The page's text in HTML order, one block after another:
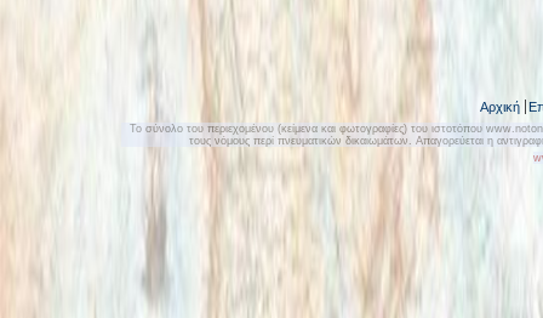
Αρχική
Το σύνολο του περιεχομένου (κείμενα και φωτογραφίες) του ιστοτόπου
τους νόμους περί πνευματικών δικαιωμάτων. Απαγορεύεται η